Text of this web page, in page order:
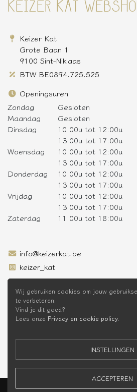
KEIZER KAT
Keizer Kat
Grote Baan 1
9100 Sint-Niklaas
BTW BE0894.725.525
Openingsuren
Zondag
Gesloten
Maandag
Gesloten
Dinsdag
10:00u tot 12:00u
13:00u tot 17:00u
Woensdag
10:00u tot 12:00u
13:00u tot 17:00u
Donderdag
10:00u tot 12:00u
13:00u tot 17:00u
Vrijdag
10:00u tot 12:00u
13:00u tot 17:00u
Zaterdag
11:00u tot 18:00u
info@keizerkat.be
keizer_kat
SCHRIJF JE IN OP DE
* Niet cumuleerbaar met andere kortingen
Keizer Kat Webshop © 2026 -Privacy Policy-
Wij gebruiken cookies om jouw
te verbeteren.
Vind je dit goed?
Lees onze Privacy en cookie policy.
INSTELLINGEN
ACCEPTEREN